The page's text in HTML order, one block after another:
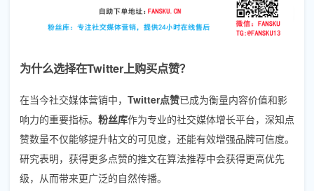
为什么选择在Twitter上购买点赞？
在当今社交媒体营销中， Twitter点赞已成为衡量内容价值和影
响力的重要指标。 粉丝库作为专业的社交媒体增长平台，深知点
赞数量不仅能够提升帖文的可见度，还能有效增强品牌可信度。
研究表明，获得更多点赞的推文在算法推荐中会获得更高优先
级，从而带来更广泛的自然传播。